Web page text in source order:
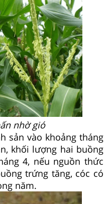
nhờ gió
sản vào khoảng tháng
khối lượng hai buồng
4, nếu nguồn thức
trứng tăng, cóc có
năm.